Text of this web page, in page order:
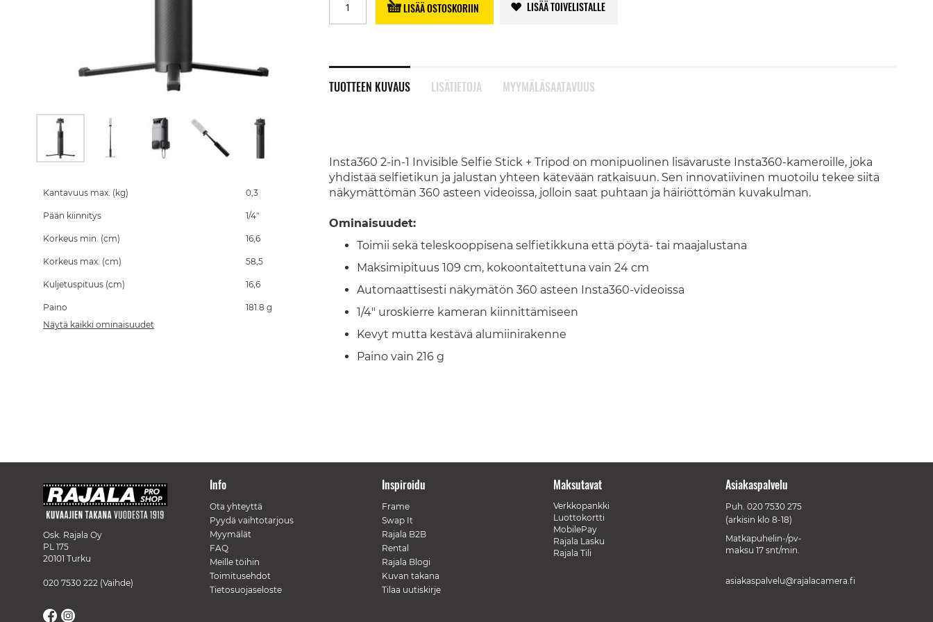
LISÄÄ OSTOSKORIIN LISÄÄ TOIVELISTALLE
TUOTTEEN KUVAUS
Insta360 2-in-1 Invisible Selfie Stick + Tripod on monipuolinen lisävaruste Insta360-kameroille, joka
yhdistää selfietikun ja jalustan yhteen kätevään ratkaisuun. Sen innovatiivinen muotoilu tekee siitä
näkymättömän 360 asteen videoissa, jolloin saat puhtaan ja häiriöttömän kuvakulman.
Ominaisuudet:
Toimii sekä teleskooppisena selfietikkuna että pöytä- tai maajalustana
Maksimipituus 109 cm, kokoontaitettuna vain 24 cm
Automaattisesti näkymätön 360 asteen Insta360-videoissa
1/4" uroskierre kameran kiinnittämiseen
Kevyt mutta kestävä alumiinirakenne
Paino vain 216 g
LISÄTIETOJA MYYMÄLÄSAATAVUUS
the
images
Kantavuus max. (kg) 0,3
Pään kiinnitys 1/4"
Korkeus min. (cm) 16,6
Korkeus max. (cm) 58,5
Kuljetuspituus (cm) 16,6
Paino
181.8 g
Näytä kaikki ominaisuudet
Osk. Rajala Oy
PL 175
20101 Turku
020 7530 222 (Vaihde)
Info
Ota yhteyttä
Pyydä vaihtotarjous
Myymälät
FAQ
Meille töihin
Toimitusehdot
Tietosuojaseloste
Inspiroidu
Frame
Swap It
Rajala B2B
Rental
Rajala Blogi
Kuvan takana
Tilaa uutiskirje
Maksutavat
Verkkopankki
Luottokortti
MobilePay
Rajala Lasku
Rajala Tili
Asiakaspalvelu
Puh. 020 7530 275
(arkisin klo 8-18)
Matkapuhelin-/pv-
maksu 17 snt/min.
asiakaspalvelu@rajalacamera.fi